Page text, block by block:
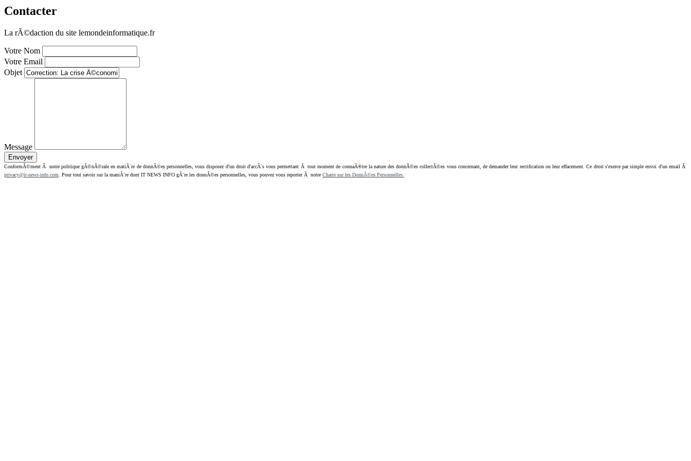
Contacter
La rÃ©daction du site lemondeinformatique.fr
Votre Nom
Votre Email
Objet
Message
ConformÃ©ment Ã notre politique gÃ©nÃ©rale en matiÃ¨re de donnÃ©es personnelles, vous disposez d'un droit d'accÃ¨s vous permettant Ã tout moment de connaÃ®tre la nature des donnÃ©es collectÃ©es vous concernant, de demander leur rectification ou leur effacement. Ce droit s'exerce par simple envoi d'un email Ã
privacy@it-news-info.com . Pour tout savoir sur la maniÃ¨re dont IT NEWS INFO gÃ¨re les donnÃ©es personnelles, vous pouvez vous reporter Ã notre Charte sur les DonnÃ©es Personnelles.